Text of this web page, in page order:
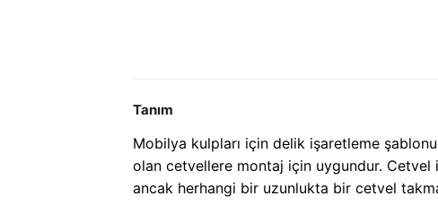
Tanım
Mobilya kulpları için delik işaretleme
olan cetvellere montaj için uygundur. Cetvel
ancak herhangi bir uzunlukta bir cetvel